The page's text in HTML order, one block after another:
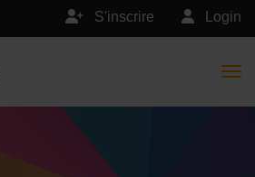
Login
S'inscrire